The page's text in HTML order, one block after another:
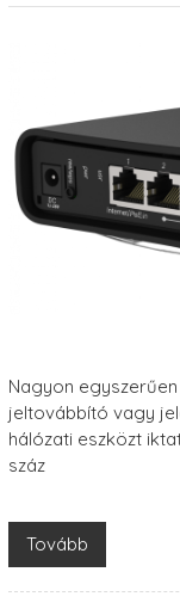
Nagyon
jeltovábbító vagy
hálózati eszközt
száz
Tovább